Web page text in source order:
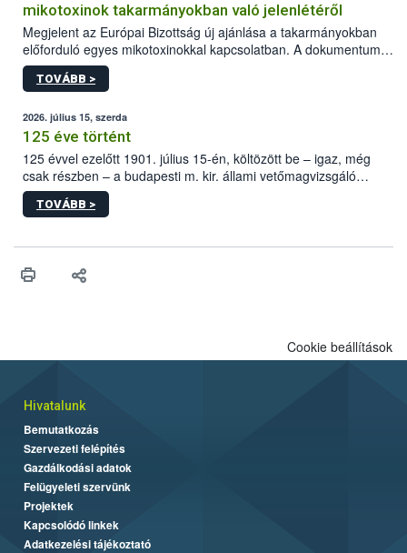
mikotoxinok takarmányokban való jelenlétéről
Megjelent az Európai Bizottság új ajánlása a takarmányokban
előforduló egyes mikotoxinokkal kapcsolatban. A dokumentum
2027-től új irányértékek alkalmazását írja elő, és a jelenleg
hatályos uniós ajánlások helyébe lép.
TOVÁBB >
2026. július 15, szerda
125 éve történt
125 évvel ezelőtt 1901. július 15-én, költözött be – igaz, még
csak részben – a budapesti m. kir. állami vetőmagvizsgáló
állomás a Kis Rókus utca 15. szám alatti, Czigler Győző által
tervezett új épületébe.
TOVÁBB >
Cookie beállítások
Hivatalunk
Bemutatkozás
Szervezeti felépítés
Gazdálkodási adatok
Felügyeleti szervünk
Projektek
Kapcsolódó linkek
Adatkezelési tájékoztató